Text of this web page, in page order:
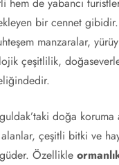
bir cennet
manzaralar,
çeşitlilik,
doğa koruma
çeşitli bitki ve
Özellikle